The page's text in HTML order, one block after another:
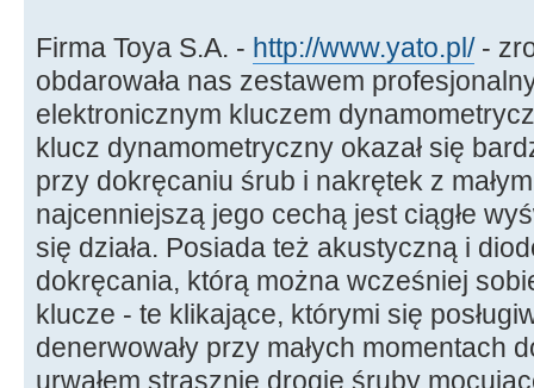
Firma Toya S.A. - http://www.yato.pl/-
obdarowała nas zestawem
elektronicznym kluczem
klucz dynamometryczny okazał się
przy dokręcaniu śrub i nakrętek z
najcenniejszą jego cechą jest ciągłe
się działa. Posiada też akustyczną i
dokręcania, którą można wcześniej
klucze - te klikające, którymi się
denerwowały przy małych momentach
urwałem strasznie drogie śruby